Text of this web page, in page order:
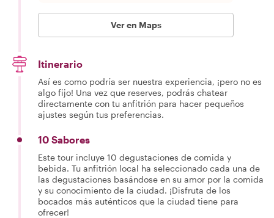
Ver en Maps
Itinerario
Así es como podría ser nuestra experiencia, ¡pero no es
algo fijo! Una vez que reserves, podrás chatear
directamente con tu anfitrión para hacer pequeños
ajustes según tus preferencias.
10 Sabores
Este tour incluye 10 degustaciones de comida y
bebida. Tu anfitrión local ha seleccionado cada una de
las degustaciones basándose en su amor por la comida
y su conocimiento de la ciudad. ¡Disfruta de los
bocados más auténticos que la ciudad tiene para
ofrecer!